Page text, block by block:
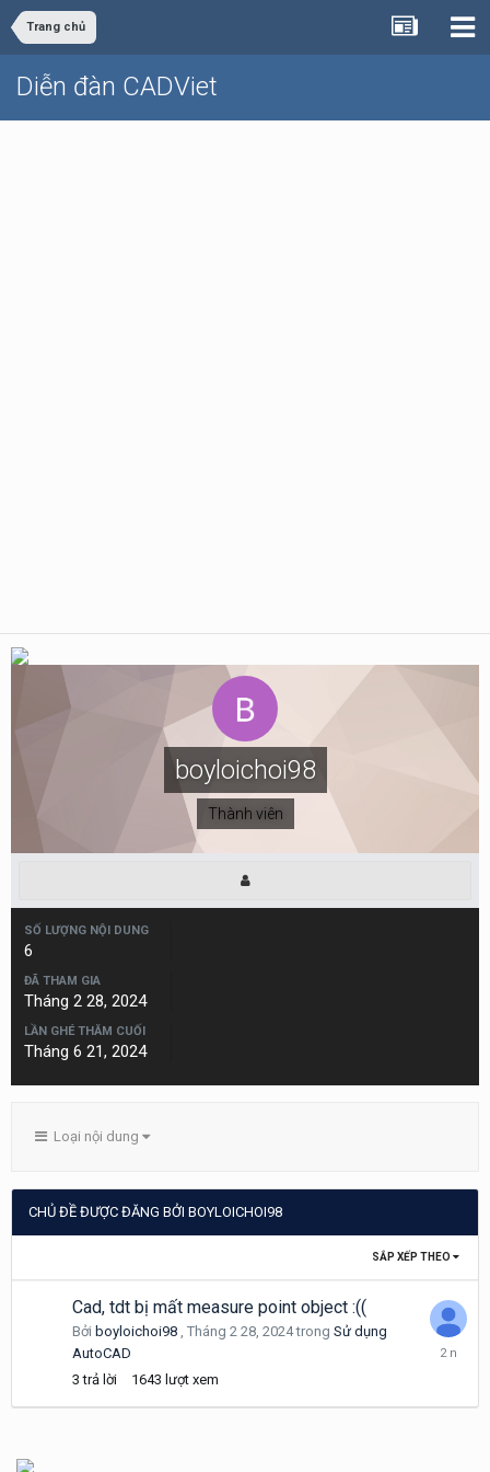
Trang chủ
Diễn đàn CADViet
boyloichoi98
Thành viên
SỐ LƯỢNG NỘI DUNG
6
ĐÃ THAM GIA
Tháng 2 28, 2024
LẦN GHÉ THĂM CUỐI
Tháng 6 21, 2024
Loại nội dung
CHỦ ĐỀ ĐƯỢC ĐĂNG BỞI BOYLOICHOI98
SẮP XẾP THEO
Cad, tdt bị mất measure point object :((
Bởi boyloichoi98 , Tháng 2 28, 2024trong Sử dụng
AutoCAD
3 trả lời 1643 lượt xem
Tháng
2024